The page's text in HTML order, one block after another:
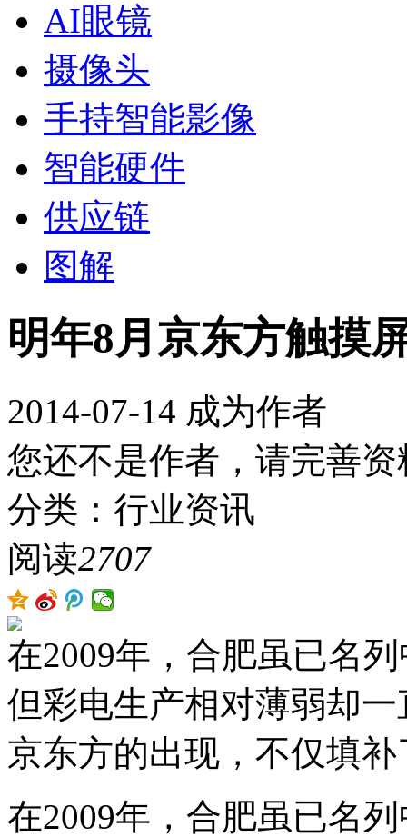
AI眼镜
摄像头
手持智能影像
智能硬件
供应链
图解
明年8月京东方触摸
2014-07-14 成为作者
您还不是作者，请完善资
分类：行业资讯
阅读2707
在2009年，合肥虽已名
但彩电生产相对薄弱却
京东方的出现，不仅填
在2009年，合肥虽已名